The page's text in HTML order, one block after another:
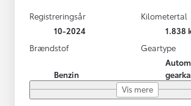
Registreringsår
10-2024
Kilometertal
1.838
Brændstof
Benzin
Geartype
Vis mere